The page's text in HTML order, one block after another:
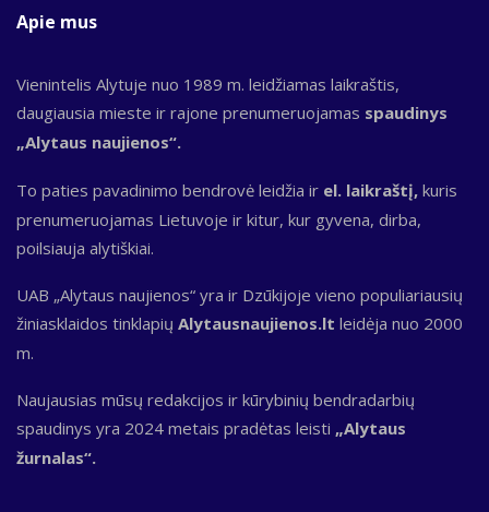
Apie mus
Vienintelis Alytuje nuo 1989 m. leidžiamas laikraštis,
daugiausia mieste ir rajone prenumeruojamas spaudinys
„Alytaus naujienos“.
To paties pavadinimo bendrovė leidžia ir el. laikraštį, kuris
prenumeruojamas Lietuvoje ir kitur, kur gyvena, dirba,
poilsiauja alytiškiai.
UAB „Alytaus naujienos“ yra ir Dzūkijoje vieno populiariausių
žiniasklaidos tinklapių Alytausnaujienos.lt leidėja nuo 2000
m.
Naujausias mūsų redakcijos ir kūrybinių bendradarbių
spaudinys yra 2024 metais pradėtas leisti „Alytaus
žurnalas“.